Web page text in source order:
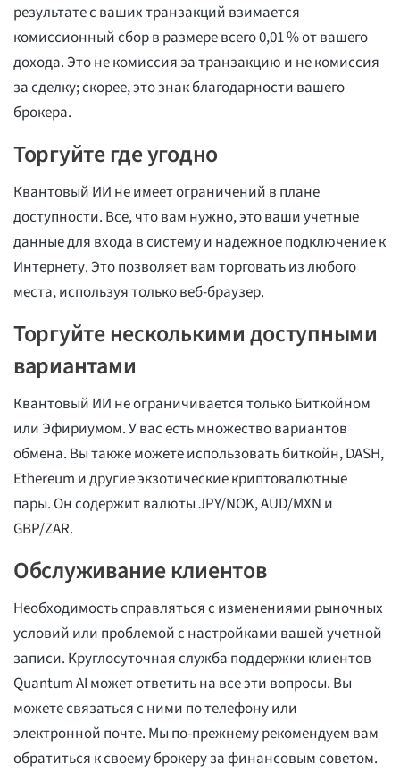
результате с ваших транзакций взимается
комиссионный сбор в размере всего 0,01 % от вашего
дохода. Это не комиссия за транзакцию и не комиссия
за сделку; скорее, это знак благодарности вашего
брокера.
Торгуйте где угодно
Квантовый ИИ не имеет ограничений в плане
доступности. Все, что вам нужно, это ваши учетные
данные для входа в систему и надежное подключение к
Интернету. Это позволяет вам торговать из любого
места, используя только веб-браузер.
Торгуйте несколькими доступными
вариантами
Квантовый ИИ не ограничивается только Биткойном
или Эфириумом. У вас есть множество вариантов
обмена. Вы также можете использовать биткойн, DASH,
Ethereum и другие экзотические криптовалютные
пары. Он содержит валюты JPY/NOK, AUD/MXN и
GBP/ZAR.
Обслуживание клиентов
Необходимость справляться с изменениями рыночных
условий или проблемой с настройками вашей учетной
записи. Круглосуточная служба поддержки клиентов
Quantum AI может ответить на все эти вопросы. Вы
можете связаться с ними по телефону или
электронной почте. Мы по-прежнему рекомендуем вам
обратиться к своему брокеру за финансовым советом.